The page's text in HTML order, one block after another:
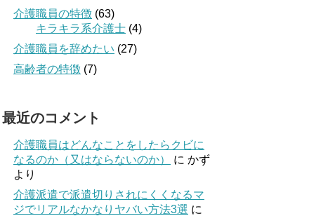
介護職員の特徴 (63)
キラキラ系介護士 (4)
介護職員を辞めたい (27)
高齢者の特徴 (7)
最近のコメント
介護職員はどんなことをしたらクビに
なるのか（又はならないのか）
に かず
より
介護派遣で派遣切りされにくくなるマ
ジでリアルなかなりヤバい方法3選 に